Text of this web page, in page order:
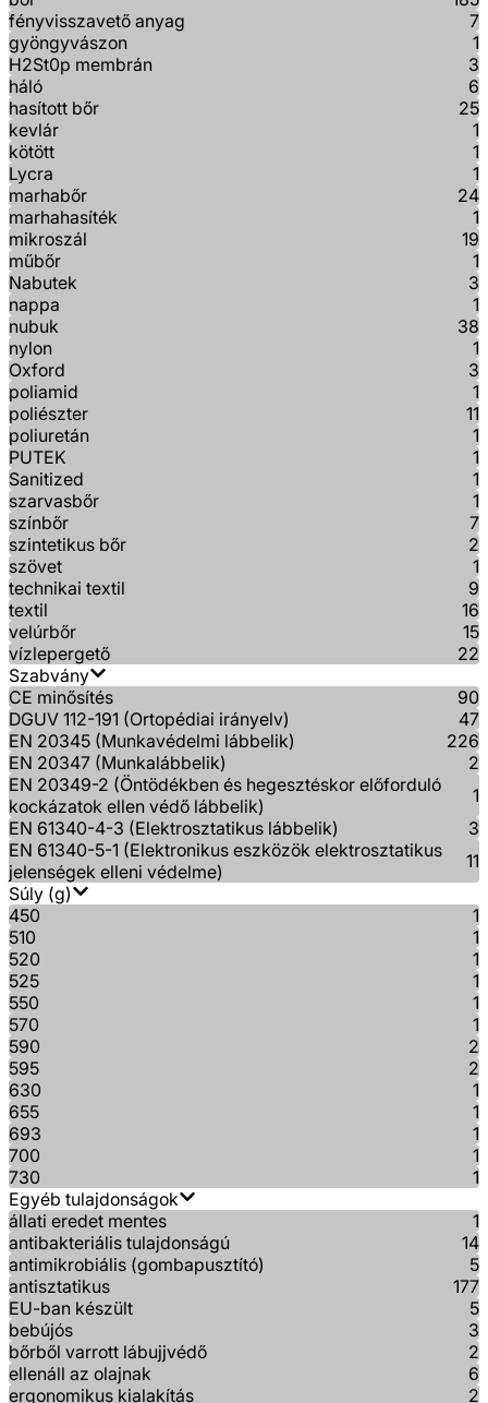
fényvisszavető anyag
7
gyöngyvászon
1
H2St0p membrán
3
háló
6
hasított bőr
25
kevlár
1
kötött
1
Lycra
1
marhabőr
24
marhahasíték
1
mikroszál
19
műbőr
1
Nabutek
3
nappa
1
nubuk
38
nylon
1
Oxford
3
poliamid
1
poliészter
11
poliuretán
1
PUTEK
1
Sanitized
1
szarvasbőr
1
színbőr
7
szintetikus bőr
2
szövet
1
technikai textil
9
textil
16
velúrbőr
15
vízlepergető
22
Szabvány
CE minősítés
90
DGUV 112-191 (Ortopédiai irányelv)
47
EN 20345 (Munkavédelmi lábbelik)
226
EN 20347 (Munkalábbelik)
2
EN 20349-2 (Öntödékben és hegesztéskor előforduló
kockázatok ellen védő lábbelik)
1
EN 61340-4-3 (Elektrosztatikus lábbelik)
3
EN 61340-5-1 (Elektronikus eszközök elektrosztatikus
jelenségek elleni védelme)
11
Súly (g)
450
1
510
1
520
1
525
1
550
1
570
1
590
2
595
2
630
1
655
1
693
1
700
1
730
1
Egyéb tulajdonságok
állati eredet mentes
1
antibakteriális tulajdonságú
14
antimikrobiális (gombapusztító)
5
antisztatikus
177
EU-ban készült
5
bebújós
3
bőrből varrott lábujjvédő
2
ellenáll az olajnak
6
ergonomikus kialakítás
2